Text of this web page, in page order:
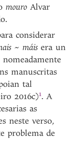
mouroAlvar
considerar
~máis era un
manuscritas
tal
2016c)1. A
as
neste verso,
problema de